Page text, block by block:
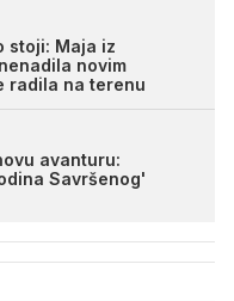
stoji: Maja iz
novim
radila na terenu
avanturu:
Savršenog'